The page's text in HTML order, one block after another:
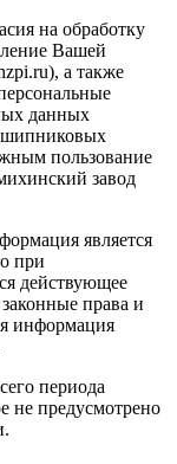
на обработку
Вашей
а также
данных
пользование
завод
является
при
действующее
права и
информация
периода
не предусмотрено